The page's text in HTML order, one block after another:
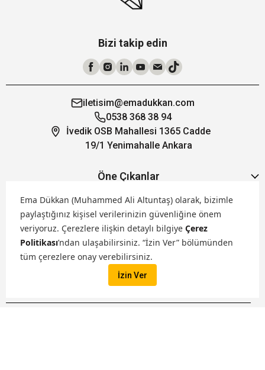
Ema Dükkan (Muhammed Ali Altuntaş) olarak, bizimle
paylaştığınız kişisel verilerinizin güvenliğine önem
veriyoruz. Çerezlere ilişkin detaylı bilgiye Çerez
Politikası’ndan ulaşabilirsiniz. “İzin Ver” bölümünden
tüm çerezlere onay verebilirsiniz.
İzin Ver
Bizi takip edin
iletisim@emadukkan.com
0538 368 38 94
İvedik OSB Mahallesi 1365 Cadde
19/1 Yenimahalle Ankara
Öne Çıkanlar
Hakkımızda
Markalarımız
Satış Kanallarımız